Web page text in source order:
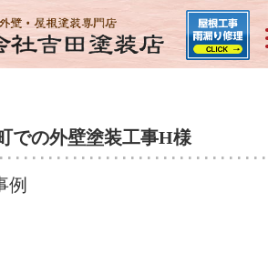
での外壁塗装工事H様
例